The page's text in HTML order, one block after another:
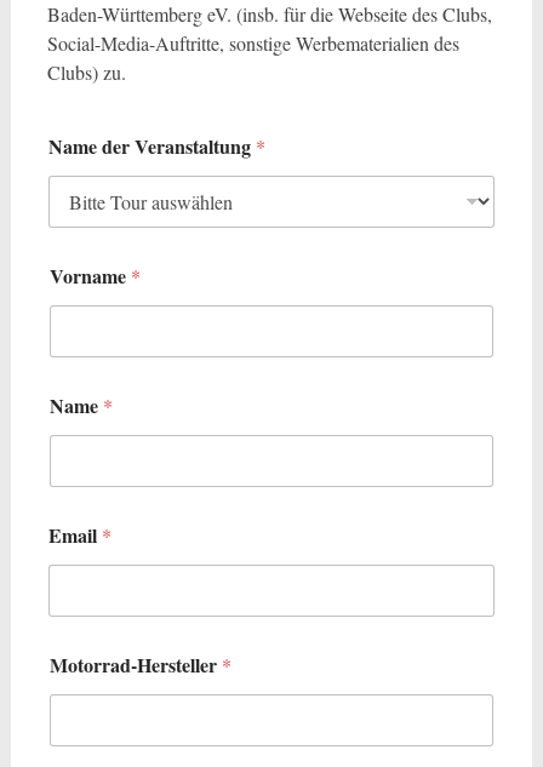
Baden-Württemberg eV. (insb. für die Webseite des Clubs,
Social-Media-Auftritte, sonstige Werbematerialien des
Clubs) zu.
Name der Veranstaltung *
Vorname *
Name *
Email *
Motorrad-Hersteller *